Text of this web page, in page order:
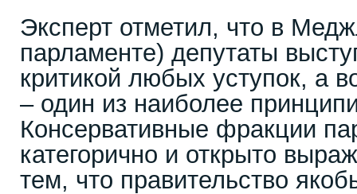
Эксперт отметил, что в
парламенте) депутаты
критикой любых уступок, а
– один из наиболее
Консервативные фракции
категорично и открыто
тем, что правительство